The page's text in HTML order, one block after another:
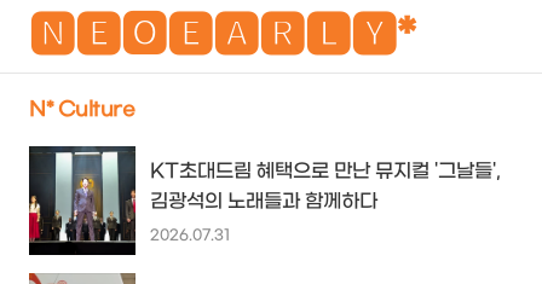
🅽🅴🅾🅴🅰🆁🅻🆈*
색
뉴
N* Culture
KT초대드림 혜택으로 만난 뮤지컬 '그날들',
김광석의 노래들과 함께하다
2026.07.31